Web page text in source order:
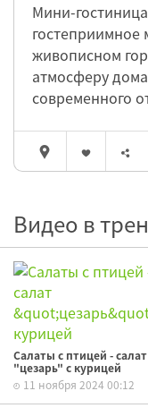
Мини-
гостеприимное
живописном
атмосферу
современного
Видео в
Салаты с птицей - салат
"цезарь" с курицей
11 ноября 2024 00:12